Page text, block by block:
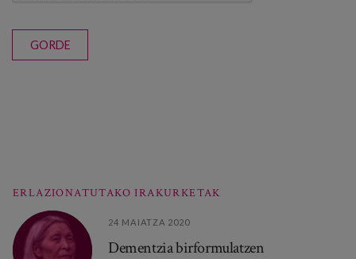
GORDE
ERLAZIONATUTAKO IRAKURKETAK
24 MAIATZA 2020
Dementzia birformulatzen